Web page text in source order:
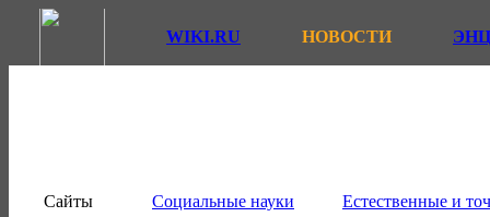
WIKI.RU НОВОСТИ
Сайты Социальные науки Естественные и